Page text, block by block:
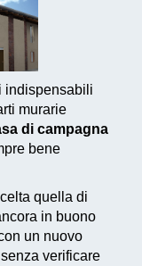
indispensabili
murarie
di campagna
bene
quella di
in buono
un nuovo
verificare